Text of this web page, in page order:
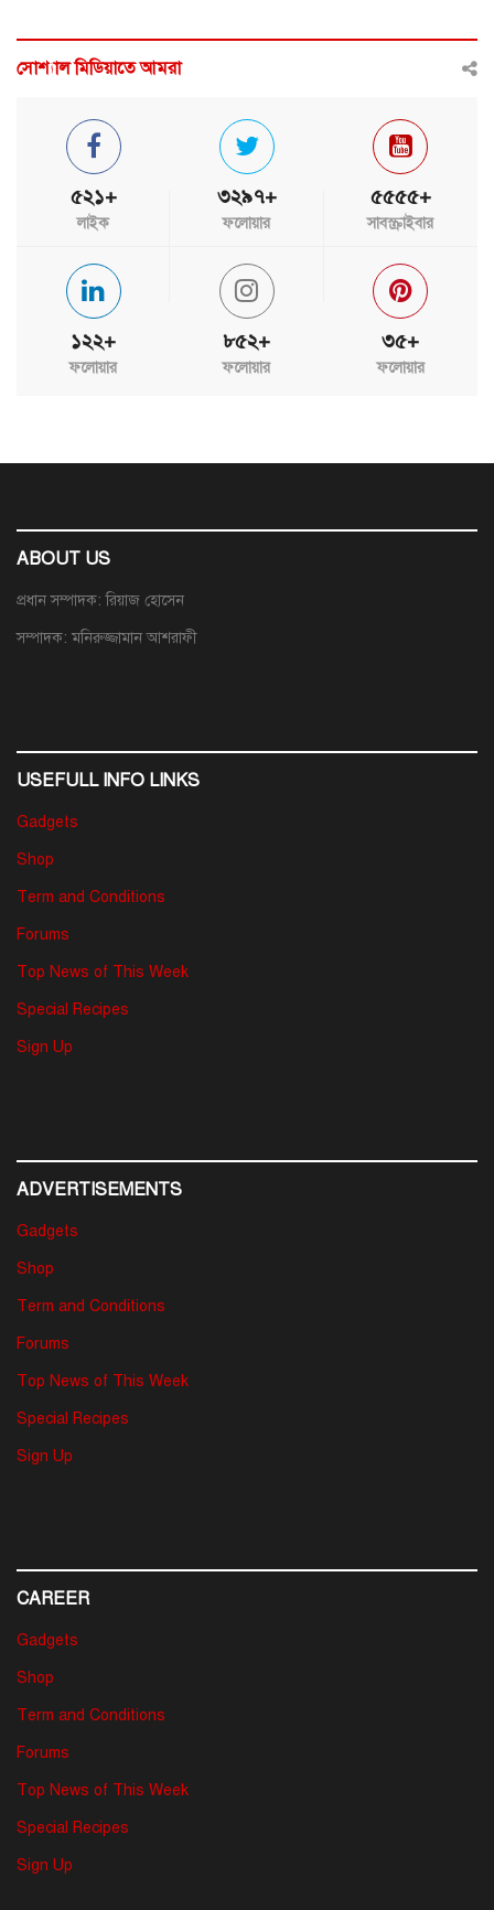
সোশ্যাল মিডিয়াতে আমরা
৫২১+
লাইক
৩২৯৭+
ফলোয়ার
৫৫৫৫+
সাবস্ক্রাইবার
১২২+
ফলোয়ার
৮৫২+
ফলোয়ার
৩৫+
ফলোয়ার
ABOUT US
প্রধান সম্পাদক: রিয়াজ হোসেন
সম্পাদক: মনিরুজ্জামান আশরাফী
USEFULL INFO LINKS
Gadgets
Shop
Term and Conditions
Forums
Top News of This Week
Special Recipes
Sign Up
ADVERTISEMENTS
Gadgets
Shop
Term and Conditions
Forums
Top News of This Week
Special Recipes
Sign Up
CAREER
Gadgets
Shop
Term and Conditions
Forums
Top News of This Week
Special Recipes
Sign Up